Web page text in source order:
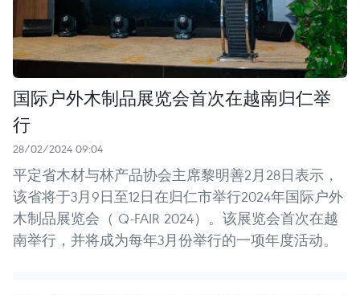
国际户外木制品展览会首次在越南归仁举
行
28/02/2024 09:04
平定省木材与林产品协会主席黎明善2月28日表示，
该省将于3月9日至12日在归仁市举行2024年国际户外
木制品展览会（ Q-FAIR 2024）。该展览会首次在越
南举行，并将成为每年3月份举行的一项年度活动。